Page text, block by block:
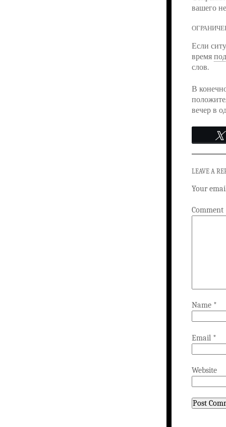
вашего
Если
время
слов.
В
вечер в
LEAVE A
Your
Comment
Name *
Email *
Website